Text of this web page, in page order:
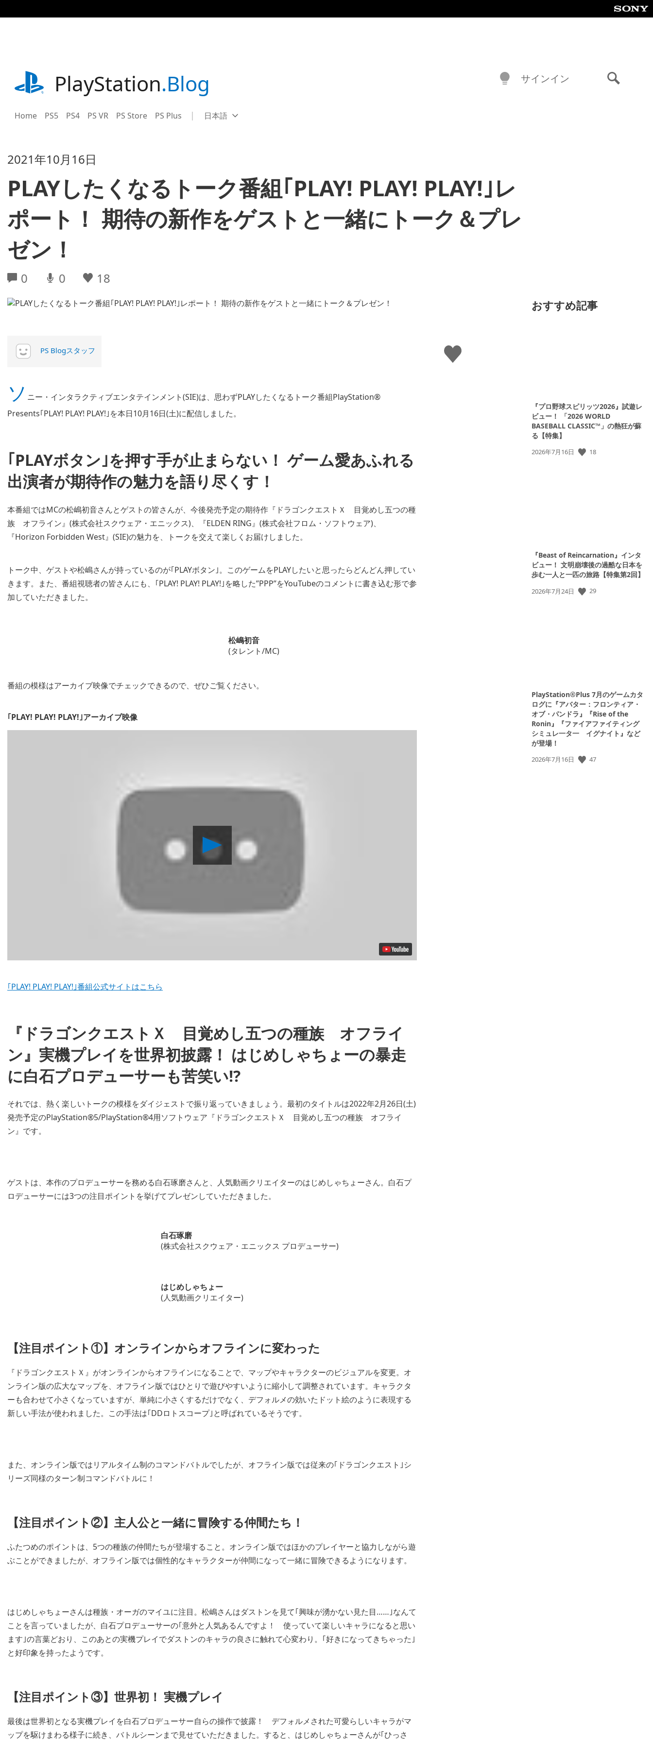
事
playstation.comPlayStation.Blog
Home PS5 PS4 PS VR PS Store PS Plus Select
Current
日本語
サインイン
2021年10月16日
PLAYしたくなるトーク番組｢PLAY! PLAY! PLAY!｣レ
ポート！ 期待の新作をゲストと一緒にトーク＆プレ
ゼン！
0 0 18
い
い
ね
PS Blogスタッフ
ソ ニー・インタラクティブエンタテインメント(SIE)は、思わずPLAYしたくなるトーク番組PlayStation®
Presents｢PLAY! PLAY! PLAY!｣を本日10月16日(土)に配信しました。
｢PLAYボタン｣を押す手が止まらない！ ゲーム愛あふれる
出演者が期待作の魅力を語り尽くす！
本番組ではMCの松嶋初音さんとゲストの皆さんが、今後発売予定の期待作『ドラゴンクエストＸ 目覚めし五つの種
族 オフライン』(株式会社スクウェア・エニックス)、『ELDEN RING』(株式会社フロム・ソフトウェア)、
『Horizon Forbidden West』(SIE)の魅力を、トークを交えて楽しくお届けしました。
トーク中、ゲストや松嶋さんが持っているのが｢PLAYボタン｣。このゲームをPLAYしたいと思ったらどんどん押してい
きます。また、番組視聴者の皆さんにも、｢PLAY! PLAY! PLAY!｣を略した”PPP”をYouTubeのコメントに書き込む形で参
加していただきました。
松嶋初音
(タレント/MC)
番組の模様はアーカイブ映像でチェックできるので、ぜひご覧ください。
｢PLAY! PLAY! PLAY!｣アーカイブ映像
Video
｢PLAY! PLAY! PLAY!｣番組公式サイトはこちら
『ドラゴンクエストＸ 目覚めし五つの種族 オフライ
ン』実機プレイを世界初披露！ はじめしゃちょーの暴走
に白石プロデューサーも苦笑い!?
それでは、熱く楽しいトークの模様をダイジェストで振り返っていきましょう。最初のタイトルは2022年2月26日(土)
発売予定のPlayStation®5/PlayStation®4用ソフトウェア『ドラゴンクエストＸ 目覚めし五つの種族 オフライ
ン』です。
download
image
ゲストは、本作のプロデューサーを務める白石琢磨さんと、人気動画クリエイターのはじめしゃちょーさん。白石プ
ロデューサーには3つの注目ポイントを挙げてプレゼンしていただきました。
白石琢磨
(株式会社スクウェア・エニックス プロデューサー)
はじめしゃちょー
(人気動画クリエイター)
【注目ポイント①】オンラインからオフラインに変わった
『ドラゴンクエストＸ』がオンラインからオフラインになることで、マップやキャラクターのビジュアルを変更。オ
ンライン版の広大なマップを、オフライン版ではひとりで遊びやすいように縮小して調整されています。キャラクタ
ーも合わせて小さくなっていますが、単純に小さくするだけでなく、デフォルメの効いたドット絵のように表現する
新しい手法が使われました。この手法は｢DDロトスコープ｣と呼ばれているそうです。
また、オンライン版ではリアルタイム制のコマンドバトルでしたが、オフライン版では従来の｢ドラゴンクエスト｣シ
リーズ同様のターン制コマンドバトルに！
【注目ポイント②】主人公と一緒に冒険する仲間たち！
ふたつめのポイントは、5つの種族の仲間たちが登場すること。オンライン版ではほかのプレイヤーと協力しながら遊
ぶことができましたが、オフライン版では個性的なキャラクターが仲間になって一緒に冒険できるようになります。
はじめしゃちょーさんは種族・オーガのマイユに注目。松嶋さんはダストンを見て｢興味が湧かない見た目……｣なんて
ことを言っていましたが、白石プロデューサーの｢意外と人気あるんですよ！ 使っていて楽しいキャラになると思い
ます｣の言葉どおり、このあとの実機プレイでダストンのキャラの良さに触れて心変わり。｢好きになってきちゃった｣
と好印象を持ったようです。
【注目ポイント③】世界初！ 実機プレイ
最後は世界初となる実機プレイを白石プロデューサー自らの操作で披露！ デフォルメされた可愛らしいキャラがマ
ップを駆けまわる様子に続き、バトルシーンまで見せていただきました。すると、はじめしゃちょーさんが｢ひっさ
おすすめ記事
『プロ野球スピリッツ2026』試遊レ
ビュー！ 「2026 WORLD
BASEBALL CLASSIC™」の熱狂が蘇
る【特集】
公
2026年7月16日 18
『Beast of Reincarnation』インタ
ビュー！ 文明崩壊後の過酷な日本を
歩む一人と一匹の旅路【特集第2回】
公
2026年7月24日 29
PlayStation®Plus 7月のゲームカタ
ログに『アバター：フロンティア・
オブ・パンドラ』『Rise of the
Ronin』『ファイアファイティング
シミュレ一タ一 イグナイト』など
が登場！
公
2026年7月16日 47